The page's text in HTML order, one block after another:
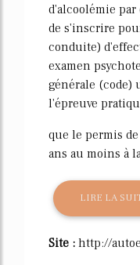
d'alcoolémie
de s'inscrire
conduite)
examen
générale (code)
l'épreuve
que le permis
ans au moins à
LIRE LA
Site : http://